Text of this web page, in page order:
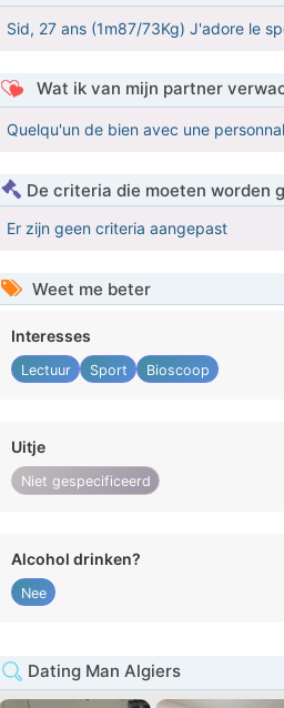
Sid, 27 ans (1m87/73Kg) J'adore le
Wat ik van mijn partner
Quelqu'un de bien avec une
De criteria die moeten worden
Er zijn geen criteria aangepast
Weet me beter
Interesses
Lectuur Sport Bioscoop
Uitje
Niet gespecificeerd
Alcohol drinken?
Nee
Dating Man Algiers